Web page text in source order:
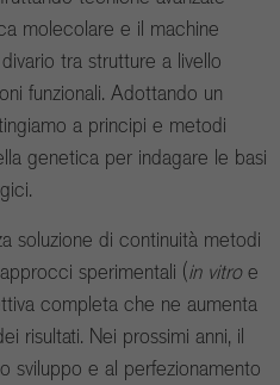
molecolare e il machine
tra strutture a livello
funzionali. Adottando un
a principi e metodi
genetica per indagare le basi
soluzione di continuità metodi
sperimentali (in vitroe
completa che ne aumenta
risultati. Nei prossimi anni, il
sviluppo e al perfezionamento